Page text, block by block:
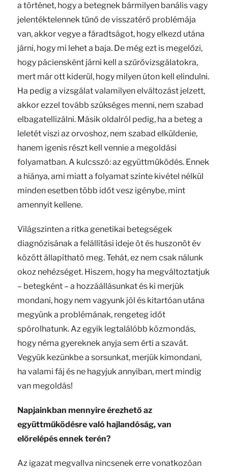
a történet, hogy a betegnek bármilyen banális vagy
jelentéktelennek tűnő de visszatérő problémája
van, akkor vegye a fáradtságot, hogy elkezd utána
járni, hogy mi lehet a baja. De még ezt is megelőzi,
hogy páciensként járni kell a szűrővizsgálatokra,
mert már ott kiderül, hogy milyen úton kell elindulni.
Ha pedig a vizsgálat valamilyen elváltozást jelzett,
akkor ezzel tovább szükséges menni, nem szabad
elbagatellizálni. Másik oldalról pedig, ha a beteg a
leletét viszi az orvoshoz, nem szabad elküldenie,
hanem igenis részt kell vennie a megoldási
folyamatban. A kulcsszó: az együttműködés. Ennek
a hiánya, ami miatt a folyamat szinte kivétel nélkül
minden esetben több időt vesz igénybe, mint
amennyit kellene.
Világszinten a ritka genetikai betegségek
diagnózisának a felállítási ideje öt és huszonöt év
között állapítható meg. Tehát, ez nem csak nálunk
okoz nehézséget. Hiszem, hogy ha megváltoztatjuk
– betegként – a hozzáállásunkat és ki merjük
mondani, hogy nem vagyunk jól és kitartóan utána
megyünk a problémának, rengeteg időt
spórolhatunk. Az egyik legtalálóbb közmondás,
hogy néma gyereknek anyja sem érti a szavát.
Vegyük kezünkbe a sorsunkat, merjük kimondani,
ha valami fáj és ne hagyjuk annyiban, mert mindig
van megoldás!
Napjainkban mennyire érezhető az
együttműködésre való hajlandóság, van
előrelépés ennek terén?
Az igazat megvallva nincsenek erre vonatkozóan